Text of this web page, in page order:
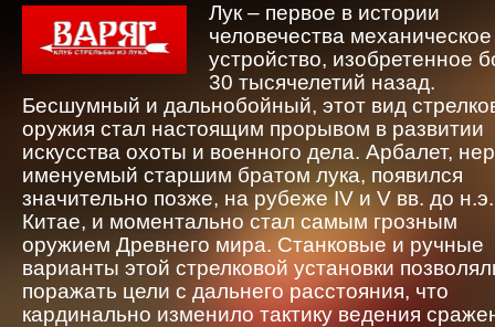
Лук – первое в истории
человечества механическое
устройство, изобретенное
30 тысячелетий назад.
Бесшумный и дальнобойный, этот вид
оружия стал настоящим прорывом в развитии
искусства охоты и военного дела. Арбалет,
именуемый старшим братом лука, появился
значительно позже, на рубеже IV и V вв. до
Китае, и моментально стал самым грозным
оружием Древнего мира. Станковые и ручные
варианты этой стрелковой установки
поражать цели с дальнего расстояния, что
кардинально изменило тактику ведения